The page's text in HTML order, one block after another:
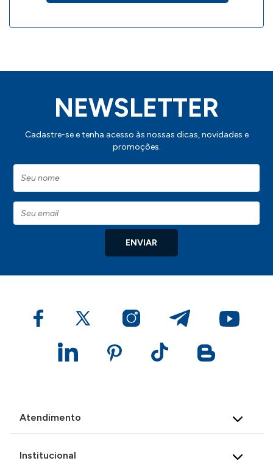
NEWSLETTER
Cadastre-se e tenha acesso às nossas dicas, novidades e
promoções.
ENVIAR
Atendimento
Institucional